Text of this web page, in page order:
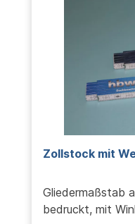
Zollstock mit
Gliedermaßstab
bedruckt,